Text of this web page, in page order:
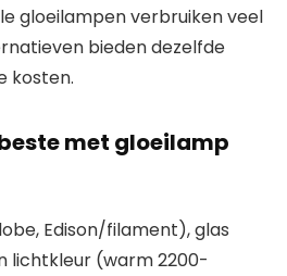
gloeilampen verbruiken veel
bieden dezelfde
kosten.
met gloeilamp
Edison/filament), glas
lichtkleur (warm 2200-